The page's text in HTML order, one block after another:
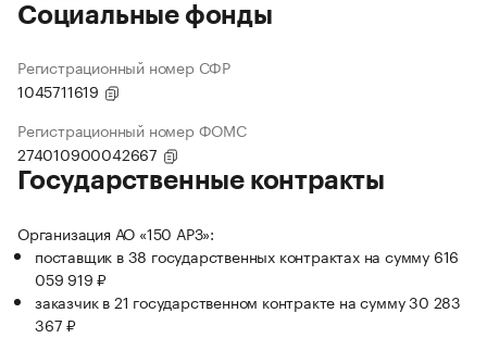
Социальные фонды
Регистрационный номер СФР
1045711619
Регистрационный номер ФОМС
274010900042667
Государственные контракты
Организация АО «150 АРЗ»:
поставщик в 38 государственных контрактах на сумму 616
059 919 ₽
заказчик в 21 государственном контракте на сумму 30 283
367 ₽